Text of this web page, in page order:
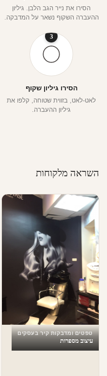
הסירו את נייר הגב הלבן. גיליון
ההעברה השקוף נשאר על המדבקה.
3
הסירו גיליון שקוף
לאט-לאט, בזווית שטוחה, קלפו את
גיליון ההעברה.
השראה מלקוחות
טפטים ומדבקות קיר בעסקים
עיצוב מספרות